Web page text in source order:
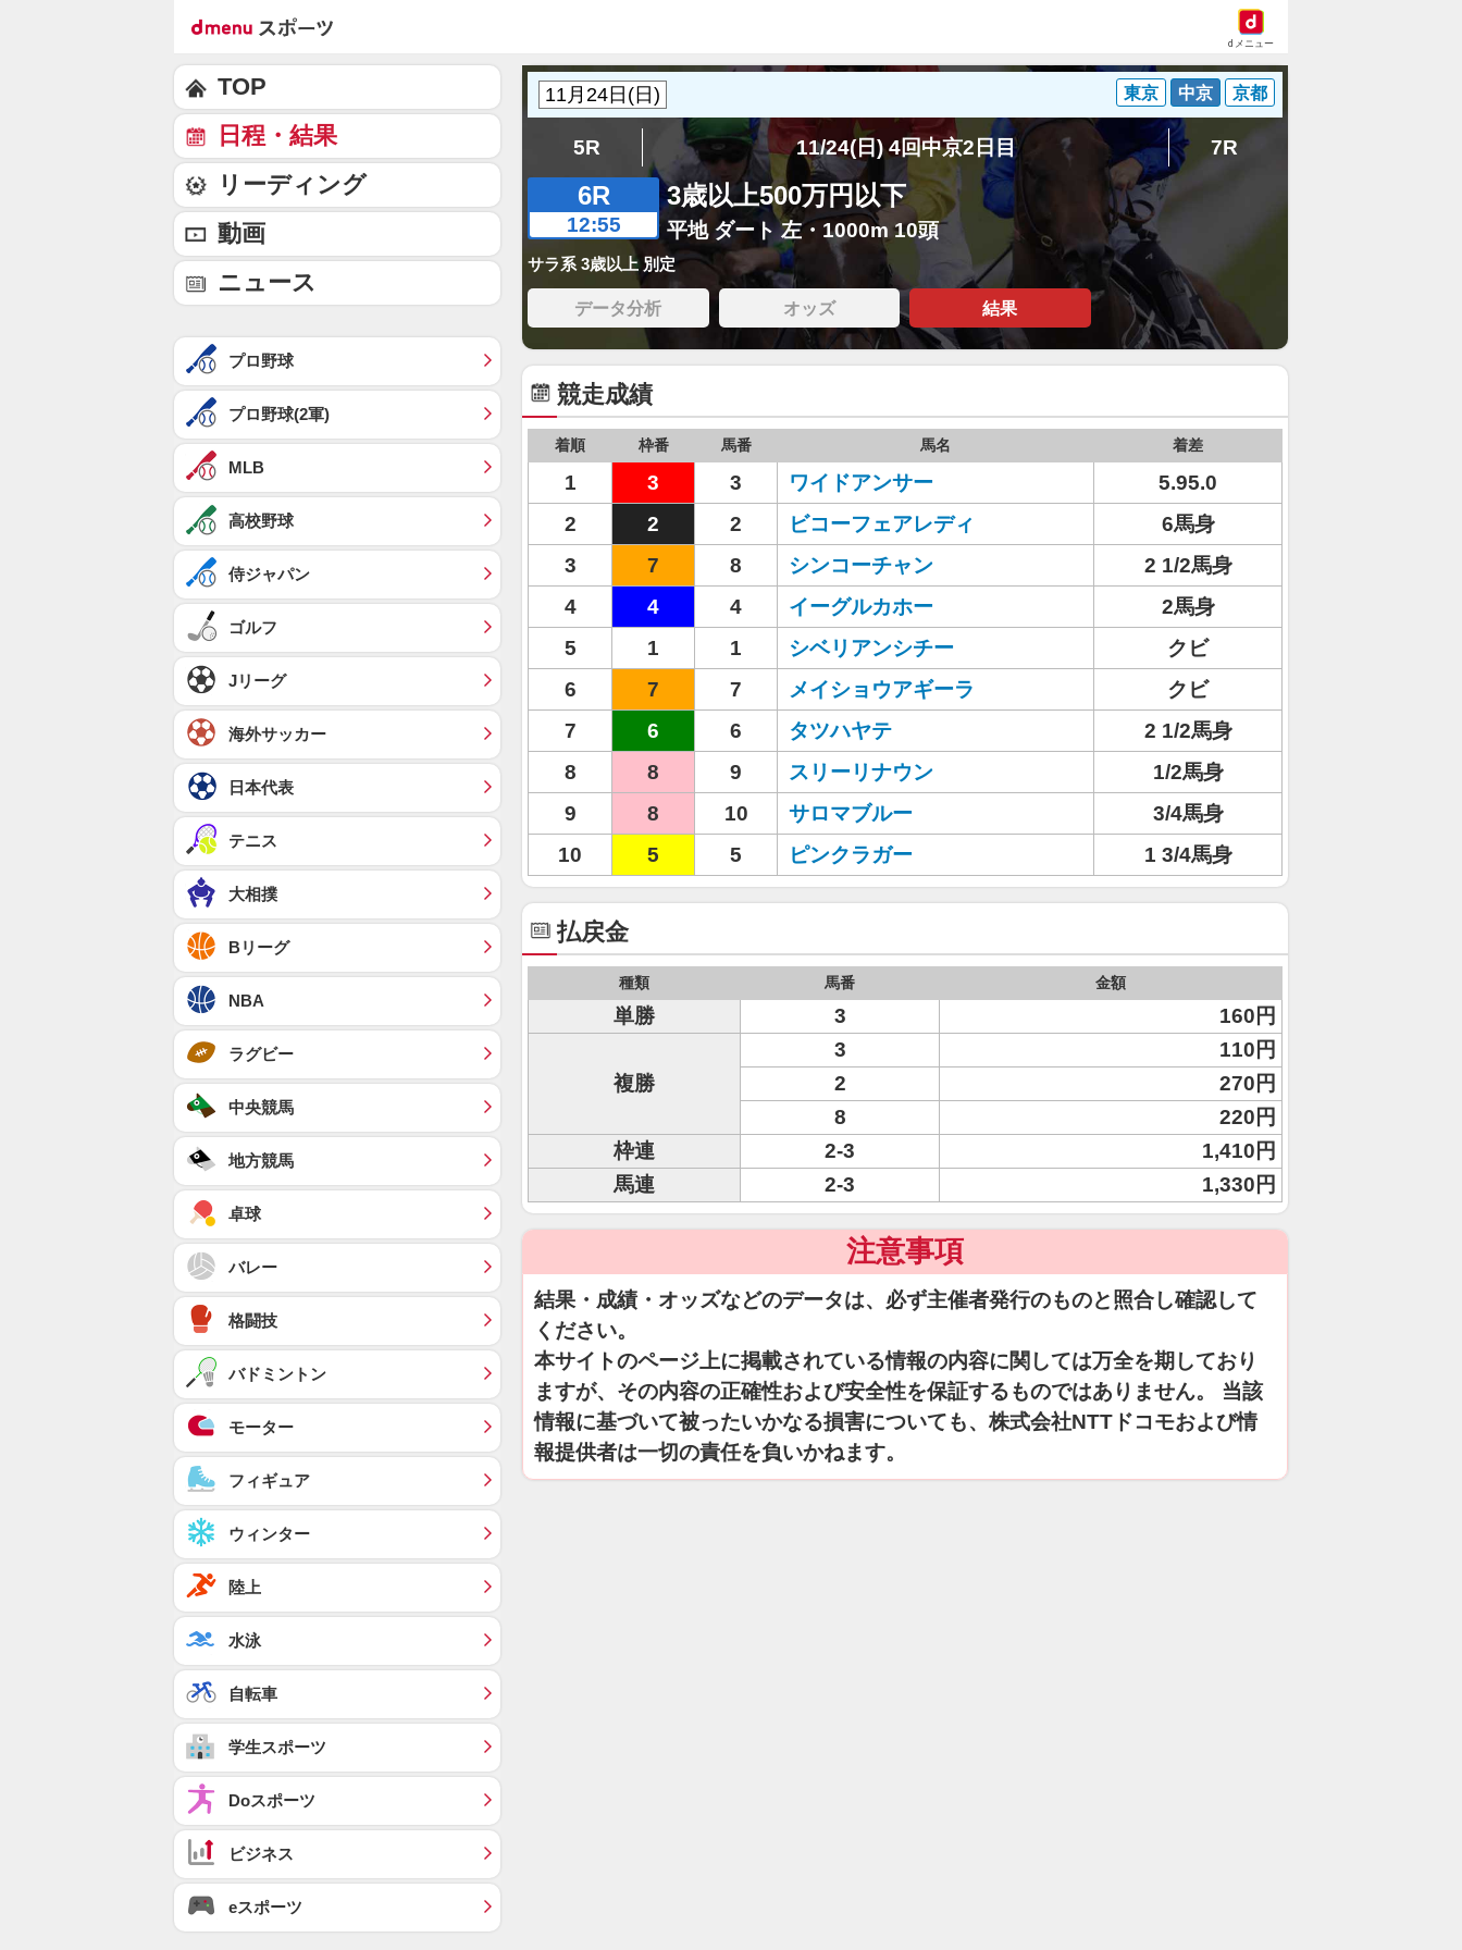
dメニュー
東京 中京 京都
5R 11/24(日) 4回中京2日目 7R
6R
12:55
3歳以上500万円以下
平地 ダート 左・1000m 10頭
サラ系 3歳以上 別定
データ分析 オッズ 結果
競走成績
着順 枠番 馬番 馬名 着差
1 3 3 ワイドアンサー
5.95.0
2
2 2 ビコーフェアレディ
6馬身
3
7 8 シンコーチャン
2 1/2馬身
4
4 4 イーグルカホー
2馬身
5
1 1 シベリアンシチー
クビ
6
7 7 メイショウアギーラ
クビ
7
6 6 タツハヤテ
2 1/2馬身
8
8 9 スリーリナウン
1/2馬身
9
8 10 サロマブルー
3/4馬身
10
5 5 ピンクラガー 1 3/4馬身
払戻金
種類 馬番 金額
単勝 3 160円
複勝
3
110円
2
270円
8
220円
枠連
2-3
1,410円
馬連
2-3 1,330円
注意事項
結果・成績・オッズなどのデータは、必ず主催者発行のものと照合し確認して
ください。
本サイトのページ上に掲載されている情報の内容に関しては万全を期しており
ますが、その内容の正確性および安全性を保証するものではありません。 当該
情報に基づいて被ったいかなる損害についても、株式会社NTTドコモおよび情
報提供者は一切の責任を負いかねます。
TOP
日程・結果
リーディング
動画
ニュース
プロ野球
プロ野球(2軍)
MLB
高校野球
侍ジャパン
ゴルフ
Jリーグ
海外サッカー
日本代表
テニス
大相撲
Bリーグ
NBA
ラグビー
中央競馬
地方競馬
卓球
バレー
格闘技
バドミントン
モーター
フィギュア
ウィンター
陸上
水泳
自転車
学生スポーツ
Doスポーツ
ビジネス
eスポーツ